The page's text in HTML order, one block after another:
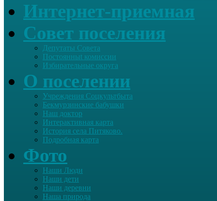
Интернет-приемная
Совет поселения
Депутаты Совета
Постоянныt комиссии
Избирательные округа
О поселении
Учреждения Соцкультбыта
Бекмурзинские бабушки
Наш доктор
Интерактивная карта
История села Питяково.
Подробная карта
Фото
Наши Люди
Наши дети
Наши деревни
Наша природа